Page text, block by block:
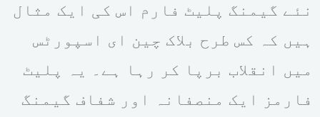
نئے گیمنگ پلیٹ فارم اس کی ایک مثال
ہیں کہ کس طرح بلاک چین ای اسپورٹس
میں انقلاب برپا کر رہا ہے۔ یہ پلیٹ
فارمز ایک منصفانہ اور شفاف گیمنگ